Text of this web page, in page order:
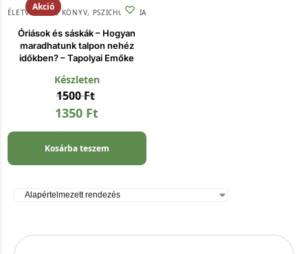
Akció
ÉLETVEZETÉS,KÖNYV, PSZICHOLÓGIA
Óriások és sáskák – Hogyan
maradhatunk talpon nehéz
időkben? – Tapolyai Emőke
Készleten
1500Ft
1350 Ft
Kosárba teszem